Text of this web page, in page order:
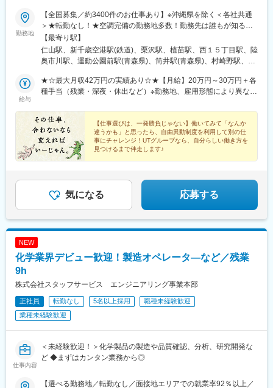
勤務地
【全国募集／約3400件のお仕事あり】※沖縄県を除く＜各社共通
＞★転勤なし！★空調完備の勤務地多数！勤務先は誰もが知る大
手メーカーを中心に、自動車、半導体、家電、食品、製薬など
様々！数ある勤務地やお仕事の中から、あなたのご希望に合った
お仕事をご紹介します！＼社宅完備のお仕事もあります／U・Iタ
一部、家具家電付きの社宅や社宅費全額補助のお仕事もあり■家族
やパートナーとの入居も相談OK！（実績多数）※各種規定あり
【最寄り駅】
仁山駅、新千歳空港駅(鉄道)、栗沢駅、植苗駅、西１５丁目駅、陸
奥市川駅、運動公園前駅(青森県)、筒井駅(青森県)、村崎野駅、花
駅、大河原駅(宮城県)、愛子駅、東白石駅、多賀城駅、西古川駅、
仙台空港駅(鉄道)、塚目駅、泉中央駅、新利府駅、和田駅、扇田
駅、杉田駅(福島県)、磐城棚倉駅、福島駅(福島県)、大越駅、五百
川駅、磐城浅川駅、石岡駅、徳宿駅、羽鳥駅、西取手駅、研究学
園駅、大宝駅、三妻駅、神立駅、磯原駅、大甕駅、下総神崎駅、
阿字ケ浦駅、水戸駅、東海駅、玉村駅、牛久駅、守谷駅、下館
駅、大洋駅、常陸大宮駅、鹿島神宮駅、古河駅、清原地区市民セ
駅、太田駅(群馬県)、境町駅、北原駅、上尾駅、吉野原駅、本川越
駅、飯能駅、南鳩ケ谷駅、新越谷駅、大野原駅、鷲宮駅、大麻生
駅、柏たなか駅、小櫃駅、旭駅(千葉県)、南船橋駅、みどり台駅、
武台前駅、香川駅、伊勢原駅、海老名駅(相模線)、追浜駅、新杉田
駅、戸出駅、越ノ潟駅、乙丸駅、松任駅、粟津駅(石川県)、王子保
駅、敦賀駅、六条駅、竜王駅、四方津駅、一日市場駅、伊那八幡
駅、平田駅(長野県)、加茂野駅、土岐市駅、西大垣駅、蘇原駅、小
泉駅、下切駅、関下有知駅、穂積駅、中津川駅、ジヤトコ前駅、
上島駅、豊岡駅(静岡県)、日本平駅、焼津駅、沼津駅、三河知立
駅、小牧口駅、藤川駅、東名古屋港駅、大府駅、金城ふ頭駅、豊
田市駅、間内駅、豊明駅、碧南駅、野田城駅、尾張横須賀駅、萩
駅、三日市駅、田丸駅、あすなろう四日市駅、保々駅、市部駅、
給与
★☆最大月収42万円の実績あり☆★【月給】20万円～30万円＋各
種手当（残業・深夜・休出など）※勤務地、雇用形態により異なり
交替/金属部品の検査・梱包・茨城県神栖市/月収例32万円/電子基
板製造の機械操作・運搬・神奈川県高座郡/月収例32.6万円/未経験
大歓迎/車の部品製造・名古屋市/月収例30.2万円/2交替/自動化パー
ツの組立検査・三重県四日市市/月収例30万円/大手メーカーで装置
メンテナンス・富山県富山市/月収例31万円/日勤・土日祝休み/半
替・土日休み/プラスチック原料の製造・滋賀県草津市/月収例30万
円～/2交替・土日祝休み/大手メーカーでの組立や検査・兵庫県三
田市/月収例36.6万円/2交替/大手機械メーカーで軽作業・福岡県う
きは市/月収例30万/土日休み/ボールねじの検査※試用期間：入社当
月＋翌月（最大2カ月）※試用期間中の給与変動なし※給与に関す
る詳細は、面談時にご説明させていただきます。＜各社共通＞
【仕事選びは、一発勝負じゃない】働いてみて「なんか
違うかも」と思ったら、自由異動制度を利用して別の仕
事にチャレンジ！UTグループなら、自分らしい働き方を
見つけるまで伴走します♪
気になる 応募する
NEW
化学業界デビュー歓迎！製造オペレータ―など／残業
9h
株式会社スタッフサービス エンジニアリング事業本部
正社員 転勤なし 5名以上採用
職種未経験歓迎
業種未経験歓迎
仕事内容
＜未経験歓迎！＞化学製品の製造や品質確認、分析、研究開発な
ど ◆まずはカンタン業務から◎
【選べる勤務地／転勤なし／面接地エリアでの就業率92％以上／